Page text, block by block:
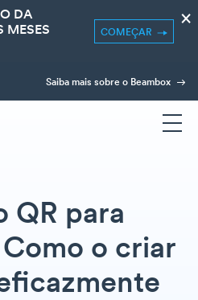
DA
MESES
COMEÇAR
×
Saiba mais sobre o Beambox
QR para
o criar